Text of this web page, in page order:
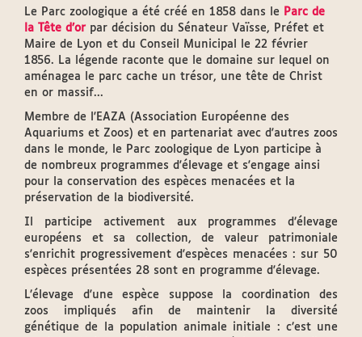
Le Parc zoologique a été créé en 1858 dans le
Parc de
la Tête d’or par décision du Sénateur Vaïsse, Préfet et
Maire de Lyon et du Conseil Municipal le 22 février
1856. La légende raconte que le domaine sur lequel on
aménagea le parc cache un trésor, une tête de Christ
en or massif...
Membre de l'EAZA (Association Européenne des
Aquariums et Zoos) et en partenariat avec d'autres zoos
dans le monde, le Parc zoologique de Lyon participe à
de nombreux programmes d'élevage et s'engage ainsi
pour la conservation des espèces menacées et la
préservation de la biodiversité.
Il participe activement aux programmes d’élevage
européens et sa collection, de valeur patrimoniale
s'enrichit progressivement d'espèces menacées : sur 50
espèces présentées 28 sont en programme d'élevage.
L’élevage d'une espèce suppose la coordination des
zoos impliqués afin de maintenir la diversité
génétique de la population animale initiale : c’est une